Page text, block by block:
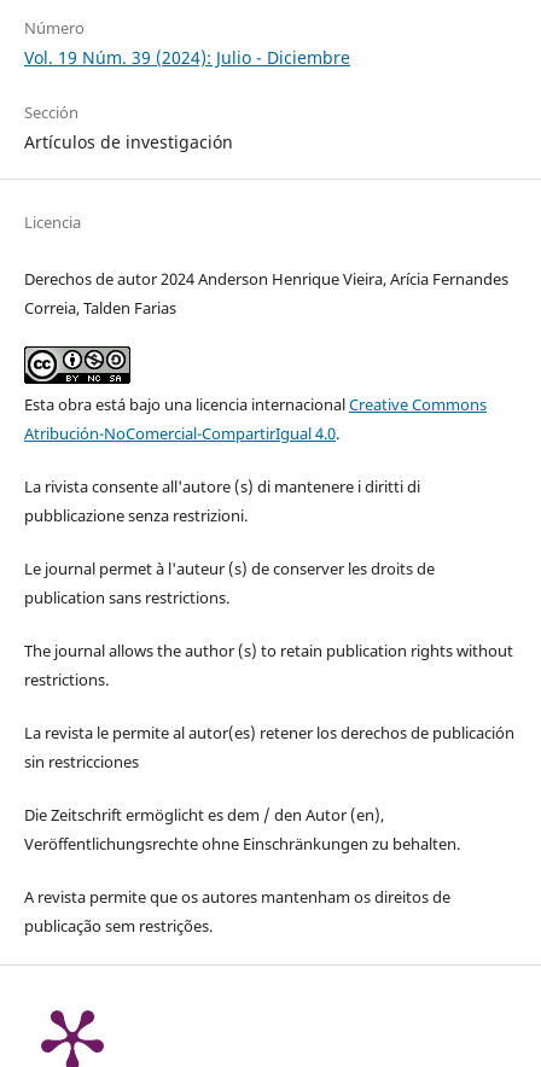
Número
Vol. 19 Núm. 39 (2024): Julio - Diciembre
Sección
Artículos de investigación
Licencia
Derechos de autor 2024 Anderson Henrique Vieira, Arícia Fernandes
Correia, Talden Farias
Esta obra está bajo una licencia internacionalCreative Commons
Atribución-NoComercial-CompartirIgual 4.0.
La rivista consente all'autore (s) di mantenere i diritti di
pubblicazione senza restrizioni.
Le journal permet à l'auteur (s) de conserver les droits de
publication sans restrictions.
The journal allows the author (s) to retain publication rights without
restrictions.
La revista le permite al autor(es) retener los derechos de publicación
sin restricciones
Die Zeitschrift ermöglicht es dem / den Autor (en),
Veröffentlichungsrechte ohne Einschränkungen zu behalten.
A revista permite que os autores mantenham os direitos de
publicação sem restrições.